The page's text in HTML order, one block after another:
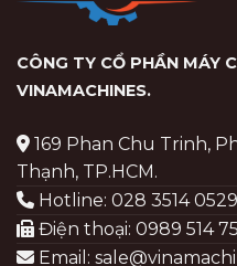
CÔNG TY CỔ PHẦN MÁY
VINAMACHINES.
169 Phan Chu Trinh,
Thạnh, TP.HCM.
Hotline: 028 3514 0529
Điện thoại: 0989 514
Email: